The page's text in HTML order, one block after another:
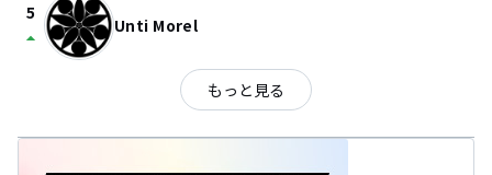
5
arrow_drop_up Unti Morel
もっと見る